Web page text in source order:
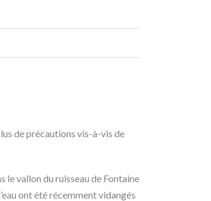
de précautions vis-à-vis de
le vallon du ruisseau de Fontaine
ont été récemment vidangés